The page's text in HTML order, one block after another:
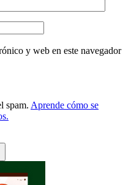
y web en este navegador
spam. Aprende cómo se